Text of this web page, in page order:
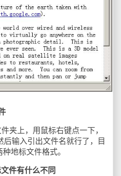
上，用鼠标右键点一下，
后输入引出文件名就行了，目
地标文件格式。
件有什么不同